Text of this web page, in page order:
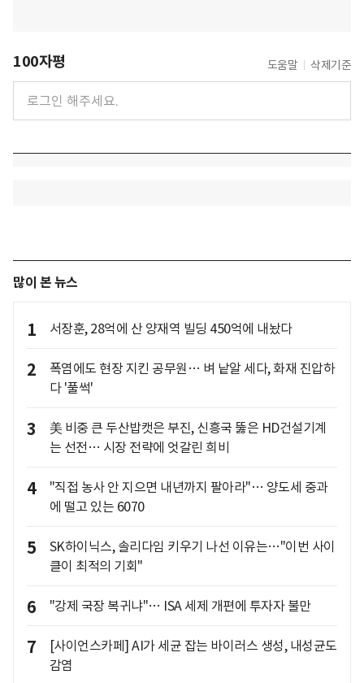
100자평 도움말 삭제기준
많이 본 뉴스
1 서장훈, 28억에 산 양재역 빌딩 450억에 내놨다
2
폭염에도 현장 지킨 공무원… 벼 낱알 세다, 화재 진압하
다 '풀썩'
3
美 비중 큰 두산밥캣은 부진, 신흥국 뚫은 HD건설기계
는 선전… 시장 전략에 엇갈린 희비
4
"직접 농사 안 지으면 내년까지 팔아라"… 양도세 중과
에 떨고 있는 6070
5
SK하이닉스, 솔리다임 키우기 나선 이유는…"이번 사이
클이 최적의 기회"
6 "강제 국장 복귀냐"… ISA 세제 개편에 투자자 불만
7
[사이언스카페] AI가 세균 잡는 바이러스 생성, 내성균도
감염